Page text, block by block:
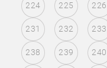
224 225 226
231 232 233
238 239 240